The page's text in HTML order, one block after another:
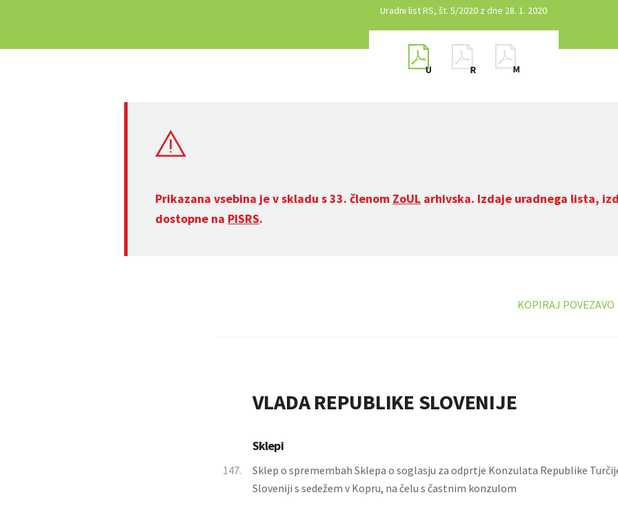
Uradni list RS, št. 5/2020 z dne 28. 1. 2020
Prikazana vsebina je v skladu s 33. členom ZoUL arhivska. Izdaje uradnega lista,
dostopne na PISRS.
KOPIRAJ POVEZAVO
VLADA REPUBLIKE SLOVENIJE
Sklepi
147.
Sklep o spremembah Sklepa o soglasju za odprtje Konzulata Republike
Sloveniji s sedežem v Kopru, na čelu s častnim konzulom